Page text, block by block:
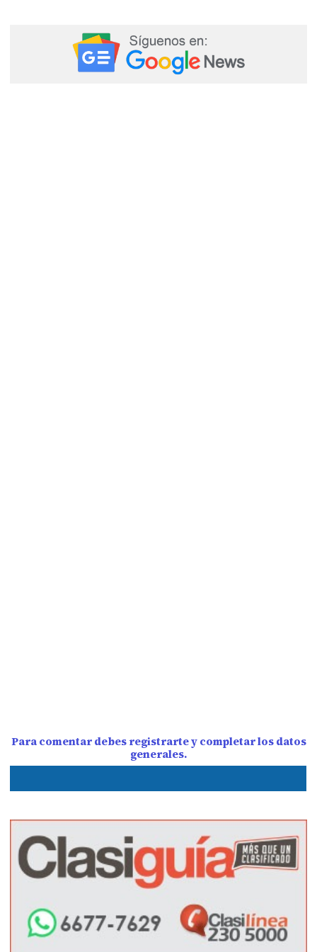
Para comentar debes registrarte y completar los datos
generales.